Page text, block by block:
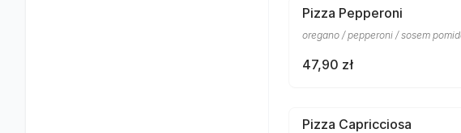
Pizza Pepperoni
oregano / pepperoni / sosem
47,90 zł
Pizza Capricciosa